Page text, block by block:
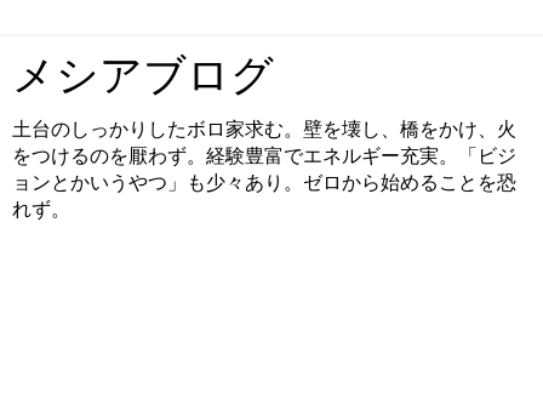
メシアブログ
土台のしっかりしたボロ家求む。壁を壊し、橋をかけ、火
をつけるのを厭わず。経験豊富でエネルギー充実。「ビジ
ョンとかいうやつ」も少々あり。ゼロから始めることを恐
れず。